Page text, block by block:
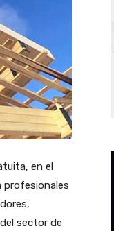
en el
profesionales
sector de